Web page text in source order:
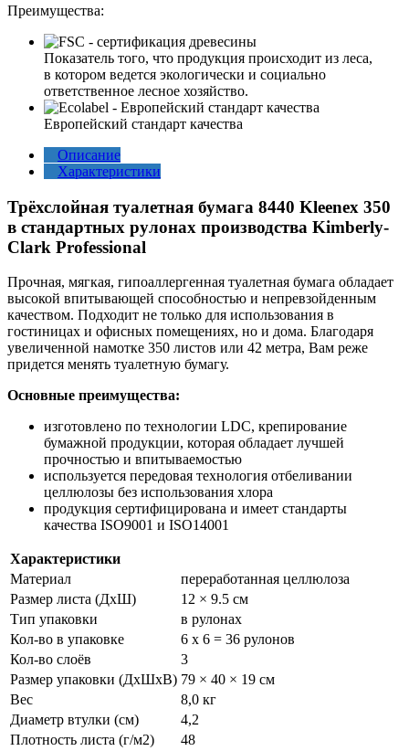
Преимущества:
Показатель того, что продукция происходит из леса,
в котором ведется экологически и социально
ответственное лесное хозяйство.
Европейский стандарт качества
Описание
Характеристики
Трёхслойная туалетная бумага 8440 Kleenex 350
в стандартных рулонах производства Kimberly-
Clark Professional
Прочная, мягкая, гипоаллергенная туалетная бумага обладает
высокой впитывающей способностью и непревзойденным
качеством. Подходит не только для использования в
гостиницах и офисных помещениях, но и дома. Благодаря
увеличенной намотке 350 листов или 42 метра, Вам реже
придется менять туалетную бумагу.
Основные преимущества:
изготовлено по технологии LDC, крепирование
бумажной продукции, которая обладает лучшей
прочностью и впитываемостью
используется передовая технология отбеливании
целлюлозы без использования хлора
продукция сертифицирована и имеет стандарты
качества ISO9001 и ISO14001
Характеристики
Материал
переработанная целлюлоза
Размер листа (ДхШ)
12 × 9.5 см
Тип упаковки
в рулонах
Кол-во в упаковке
6 х 6 = 36 рулонов
Кол-во слоёв
3
Размер упаковки (ДхШхВ) 79 × 40 × 19 см
Вес
8,0 кг
Диаметр втулки (см)
4,2
Плотность листа (г/м2)
48